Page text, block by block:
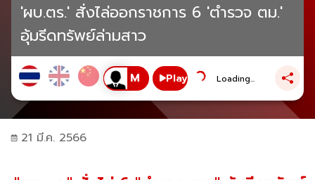
'ผบ.ตร.' สั่งไล่ออกราชการ 6 'ตำรวจ ตม.'
อุ้มรีดทรัพย์ล่ามสาว
Play Loading...
21 มี.ค. 2566